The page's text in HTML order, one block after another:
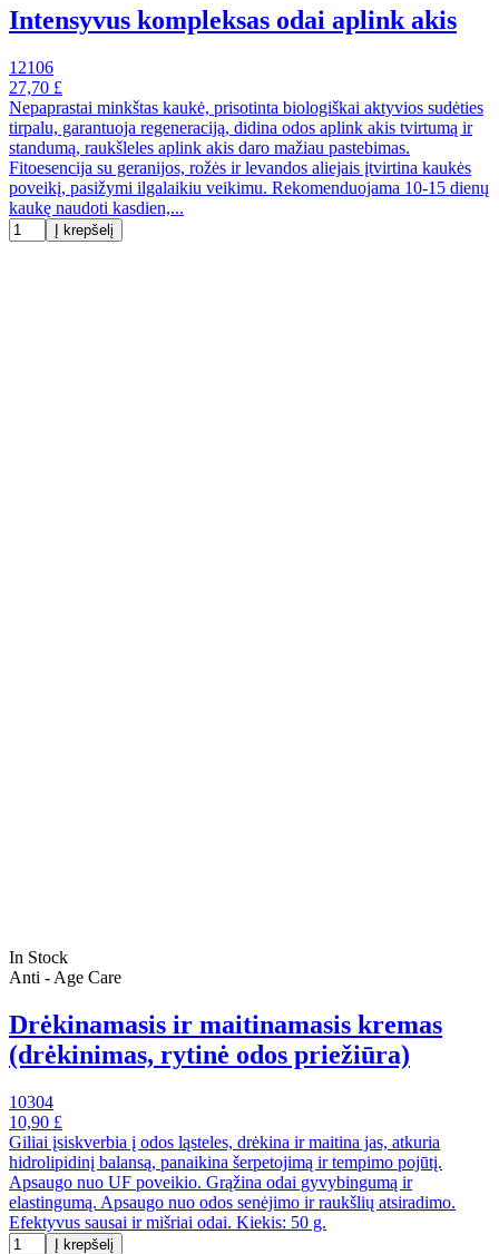
Intensyvus kompleksas odai aplink akis
12106
27,70 £
Nepaprastai minkštas kaukė, prisotinta biologiškai aktyvios sudėties
tirpalu, garantuoja regeneraciją, didina odos aplink akis tvirtumą ir
standumą, raukšleles aplink akis daro mažiau pastebimas.
Fitoesencija su geranijos, rožės ir levandos aliejais įtvirtina kaukės
poveikį, pasižymi ilgalaikiu veikimu. Rekomenduojama 10-15 dienų
kaukę naudoti kasdien,...
Į krepšelį
In Stock
Anti - Age Care
Drėkinamasis ir maitinamasis kremas
(drėkinimas, rytinė odos priežiūra)
10304
10,90 £
Giliai įsiskverbia į odos ląsteles, drėkina ir maitina jas, atkuria
hidrolipidinį balansą, panaikina šerpetojimą ir tempimo pojūtį.
Apsaugo nuo UF poveikio. Grąžina odai gyvybingumą ir
elastingumą. Apsaugo nuo odos senėjimo ir raukšlių atsiradimo.
Efektyvus sausai ir mišriai odai. Kiekis: 50 g.
Į krepšelį